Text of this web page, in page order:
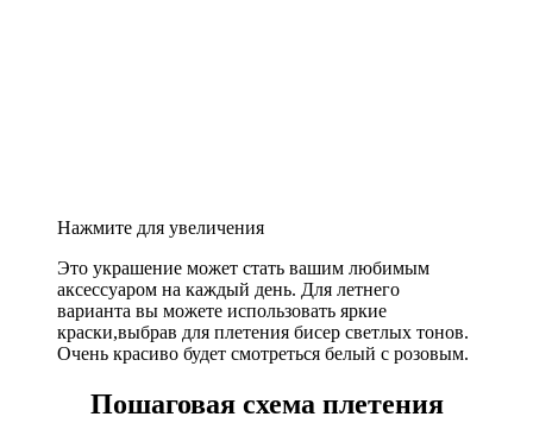
Нажмите для увеличения
Это украшение может стать вашим любимым
аксессуаром на каждый день. Для летнего
варианта вы можете использовать яркие
краски,выбрав для плетения бисер светлых тонов.
Очень красиво будет смотреться белый с розовым.
Пошаговая схема плетения